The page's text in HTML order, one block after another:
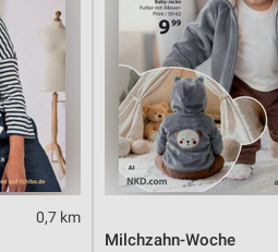
0,7 km
Milchzahn-Woche